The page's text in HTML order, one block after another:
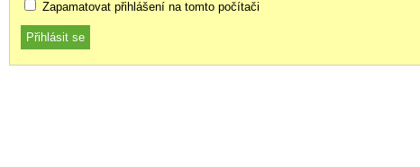
Zapamatovat přihlášení na tomto počítači